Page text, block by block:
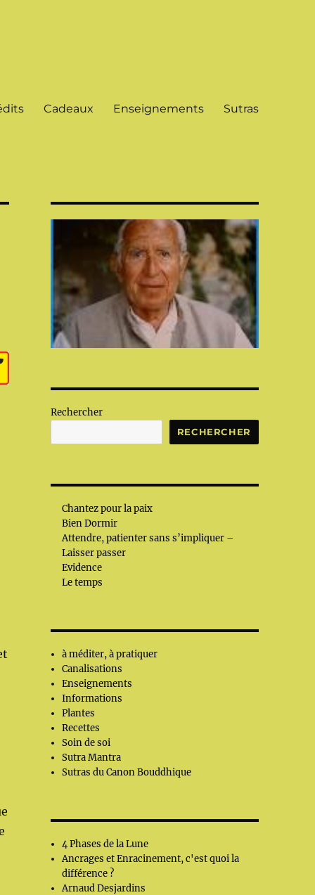
Cadeaux Enseignements Sutras
Rechercher
RECHERCHER
Chantez pour la paix
Bien Dormir
Attendre, patienter sans s’impliquer –
Laisser passer
Evidence
Le temps
à méditer, à pratiquer
Canalisations
Enseignements
Informations
Plantes
Recettes
Soin de soi
Sutra Mantra
Sutras du Canon Bouddhique
4 Phases de la Lune
Ancrages et Enracinement, c'est quoi la
différence ?
Arnaud Desjardins